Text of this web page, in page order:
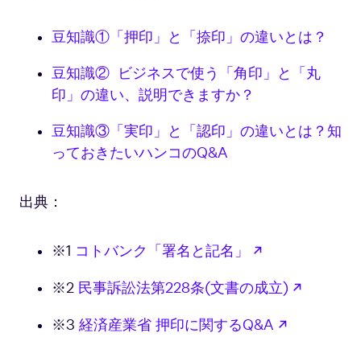
豆知識①「押印」と「捺印」の違いとは？
豆知識② ビジネスで使う「角印」と「丸
印」の違い、説明できますか？
豆知識③「実印」と「認印」の違いとは？知
っておきたいハンコのQ&A
出典：
※1 コトバンク「署名と記名」
※2 民事訴訟法第228条(文書の成立)
※3 経済産業省 押印に関するQ&A